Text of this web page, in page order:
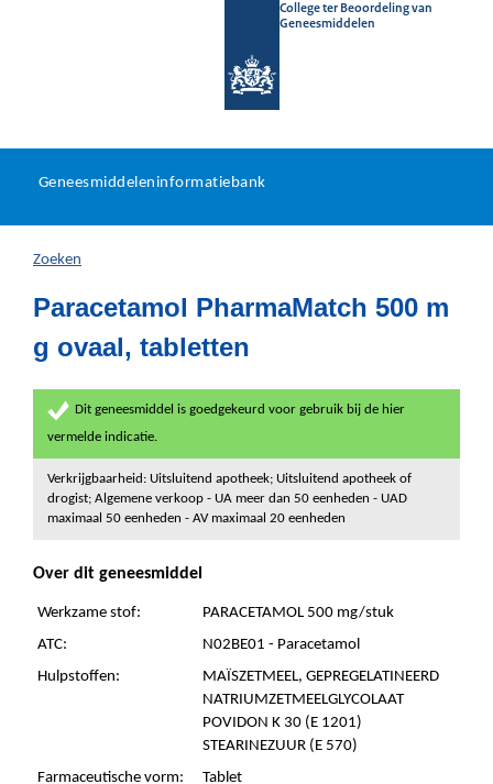
College ter Beoordeling van
Geneesmiddelen
U
hier:
Geneesmiddeleninformatiebank
Zoeken
Paracetamol PharmaMatch 500 m
g ovaal, tabletten
Dit geneesmiddel is goedgekeurd voor gebruik bij de hier
vermelde indicatie.
Verkrijgbaarheid: Uitsluitend apotheek; Uitsluitend apotheek of
drogist; Algemene verkoop - UA meer dan 50 eenheden - UAD
maximaal 50 eenheden - AV maximaal 20 eenheden
Over dit geneesmiddel
Werkzame stof:
PARACETAMOL 500 mg/stuk
ATC:
N02BE01 - Paracetamol
Hulpstoffen:
MAÏSZETMEEL, GEPREGELATINEERD
NATRIUMZETMEELGLYCOLAAT
POVIDON K 30 (E 1201)
STEARINEZUUR (E 570)
Farmaceutische vorm:
Tablet